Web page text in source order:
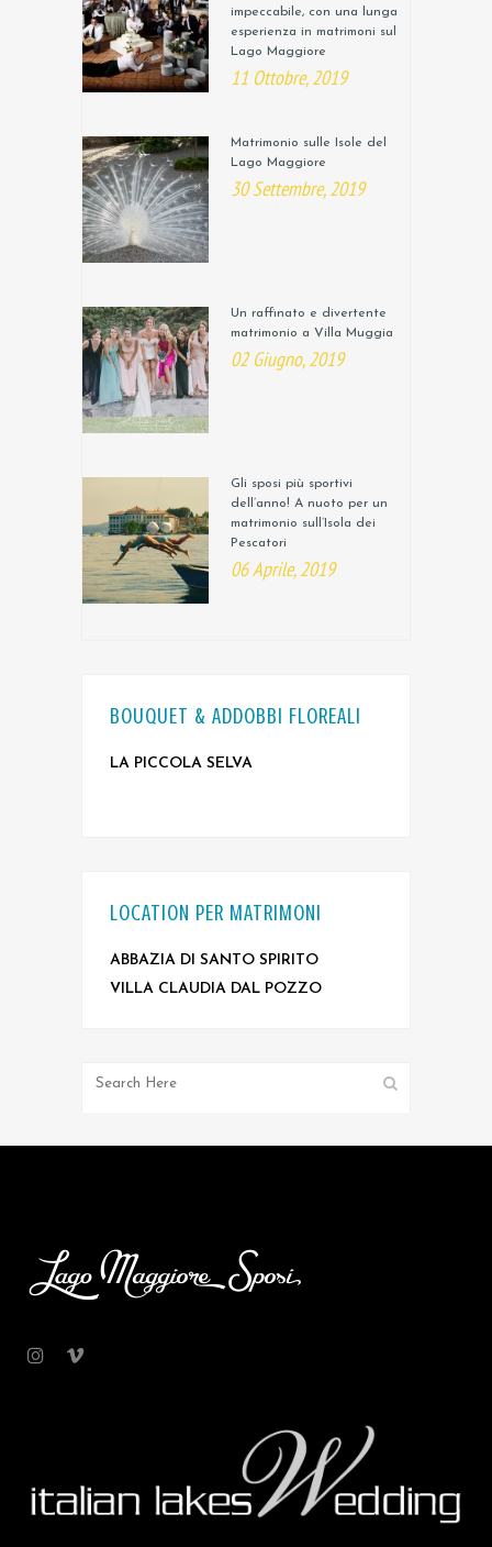
impeccabile, con una lunga
esperienza in matrimoni sul
Lago Maggiore
11 Ottobre, 2019
Matrimonio sulle Isole del
Lago Maggiore
30 Settembre, 2019
Un raffinato e divertente
matrimonio a Villa Muggia
02 Giugno, 2019
Gli sposi più sportivi
dell’anno! A nuoto per un
matrimonio sull’Isola dei
Pescatori
06 Aprile, 2019
BOUQUET & ADDOBBI FLOREALI
LA PICCOLA SELVA
LOCATION PER MATRIMONI
ABBAZIA DI SANTO SPIRITO
VILLA CLAUDIA DAL POZZO